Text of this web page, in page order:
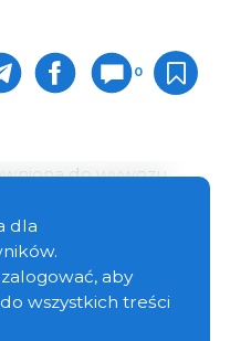
0
do wywozu
jednak wywozu
Zjednoczonych. Od
się do wywozu
do Stanów
przeglądu
dla
aby
wszystkich treści